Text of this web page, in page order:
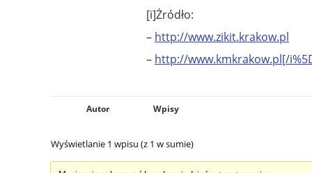
[i]Żródło:
– http://www.zikit.krakow.pl
– http://www.kmkrakow.pl[/
Autor Wpisy
Wyświetlanie 1 wpisu (z 1 w sumie)